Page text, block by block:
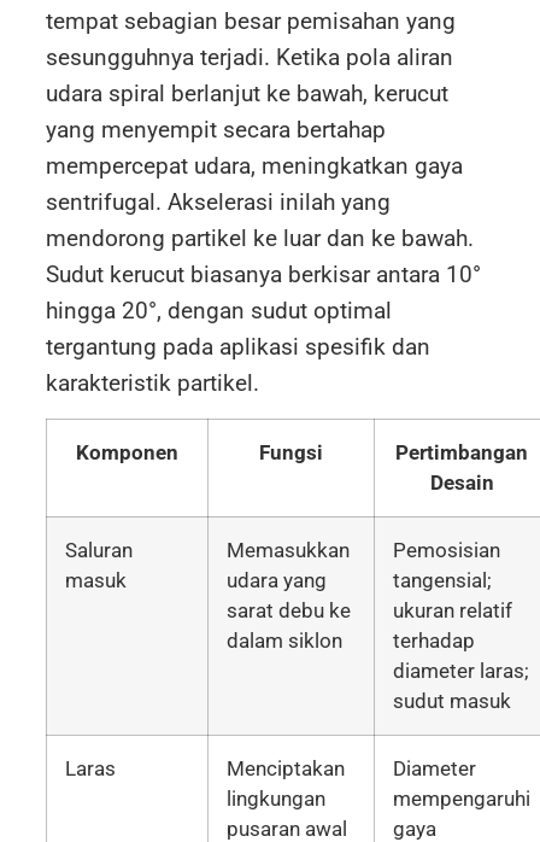
tempat sebagian besar pemisahan yang
sesungguhnya terjadi. Ketika pola aliran
udara spiral berlanjut ke bawah, kerucut
yang menyempit secara bertahap
mempercepat udara, meningkatkan gaya
sentrifugal. Akselerasi inilah yang
mendorong partikel ke luar dan ke bawah.
Sudut kerucut biasanya berkisar antara 10°
hingga 20°, dengan sudut optimal
tergantung pada aplikasi spesifik dan
karakteristik partikel.
Komponen Fungsi
Pertimbangan
Desain
Saluran
masuk
Memasukkan
udara yang
sarat debu ke
dalam siklon
Pemosisian
tangensial;
ukuran relatif
terhadap
diameter laras;
sudut masuk
Laras
Menciptakan
lingkungan
pusaran awal
Diameter
mempengaruhi
gaya